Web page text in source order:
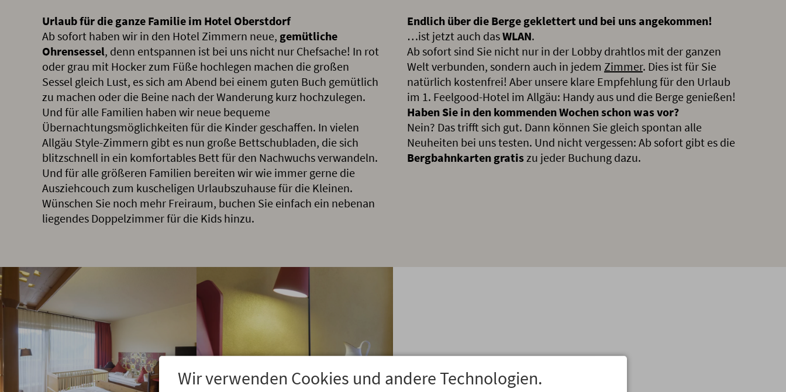
Urlaub für die ganze Familie im Hotel Oberstdorf
Ab sofort haben wir in den Hotel Zimmern neue, gemütliche
Ohrensessel, denn entspannen ist bei uns nicht nur Chefsache! In rot
oder grau mit Hocker zum Füße hochlegen machen die großen
Sessel gleich Lust, es sich am Abend bei einem guten Buch gemütlich
zu machen oder die Beine nach der Wanderung kurz hochzulegen.
Und für alle Familien haben wir neue bequeme
Übernachtungsmöglichkeiten für die Kinder geschaffen. In vielen
Allgäu Style-Zimmern gibt es nun große Bettschubladen, die sich
blitzschnell in ein komfortables Bett für den Nachwuchs verwandeln.
Und für alle größeren Familien bereiten wir wie immer gerne die
Ausziehcouch zum kuscheligen Urlaubszuhause für die Kleinen.
Wünschen Sie noch mehr Freiraum, buchen Sie einfach ein nebenan
liegendes Doppelzimmer für die Kids hinzu.
Endlich über die Berge geklettert und bei uns angekommen!
…ist jetzt auch dasWLAN.
Ab sofort sind Sie nicht nur in der Lobby drahtlos mit der ganzen
Welt verbunden, sondern auch in jedem Zimmer. Dies ist für Sie
natürlich kostenfrei! Aber unsere klare Empfehlung für den Urlaub
im 1. Feelgood-Hotel im Allgäu: Handy aus und die Berge genießen!
Haben Sie in den kommenden Wochen schon was vor?
Nein? Das trifft sich gut. Dann können Sie gleich spontan alle
Neuheiten bei uns testen. Und nicht vergessen: Ab sofort gibt es die
Bergbahnkarten gratis zu jeder Buchung dazu.
Wir verwenden Cookies und andere Technologien.